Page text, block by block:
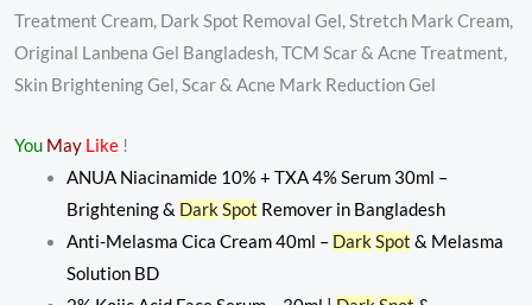
Treatment Cream, Dark Spot Removal Gel, Stretch Mark Cream,
Original Lanbena Gel Bangladesh, TCM Scar & Acne Treatment,
Skin Brightening Gel, Scar & Acne Mark Reduction Gel
You May Like !
ANUA Niacinamide 10% + TXA 4% Serum 30ml –
Brightening & Dark Spot Remover in Bangladesh
Anti-Melasma Cica Cream 40ml – Dark Spot & Melasma
Solution BD